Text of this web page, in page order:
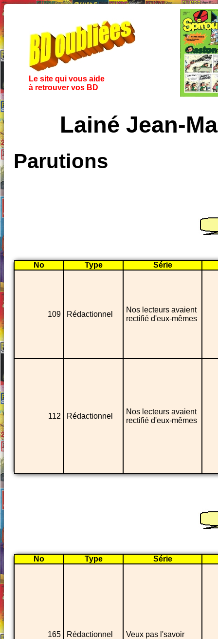
Le site qui vous aide
à retrouver vos BD
Lainé Jean-
Parutions
No Type Série
109 Rédactionnel
Nos lecteurs avaient
rectifié d'eux-mêmes
112 Rédactionnel
Nos lecteurs avaient
rectifié d'eux-mêmes
No Type Série
165 Rédactionnel Veux pas l'savoir